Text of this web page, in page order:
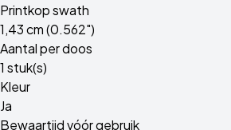
Printkop swath
1,43 cm (0.562")
Aantal per doos
1 stuk(s)
Kleur
Ja
Bewaartijd vóór gebruik